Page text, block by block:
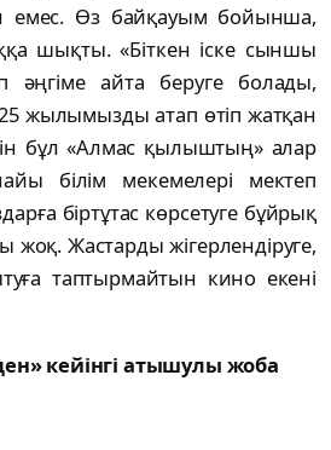
емес. Өз бай­қауым бойынша,
шықты. «Біткен іске сыншы
әңгіме айта беруге болады,
жылымызды атап өтіп жатқан
бұл «Алмас қылыштың» алар
білім мекемелері мек­теп
біртұтас көр­сетуге бұйрық
жоқ. Жас­тарды жігерлендіруге,
таптырмайтын кино екені
кейінгі атышулы жоба